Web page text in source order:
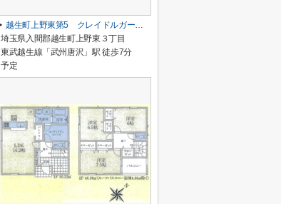
越生町上野東第5 クレイドルガーデン 新築戸建 全6棟 6号棟
埼玉県入間郡越生町上野東３丁目
東武越生線「武州唐沢」駅 徒歩7分
予定